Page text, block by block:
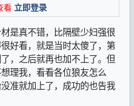
看 立即登录
是真不错，比隔壁少妇强很
好看，就是当时太傻了，第
，之后就再也加不上了。但
理我，看看各位狼友怎么
准就加上了，成功的也告我